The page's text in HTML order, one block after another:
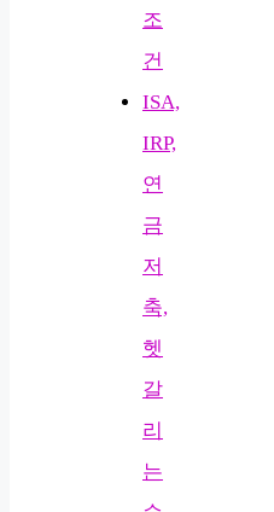
조
건
ISA,
IRP,
연
금
저
축,
헷
갈
리
는